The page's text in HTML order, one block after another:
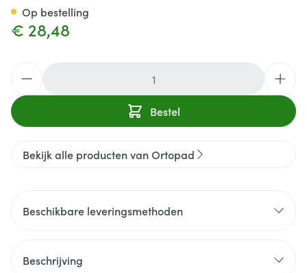
€ 28,48
Bestel
Op bestelling
Bekijk alle producten van Ortopad
Beschikbare leveringsmethoden
Beschrijving